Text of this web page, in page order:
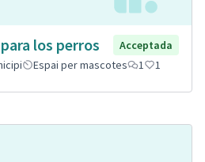
los perros
Acceptada
Espai per mascotes 1 1